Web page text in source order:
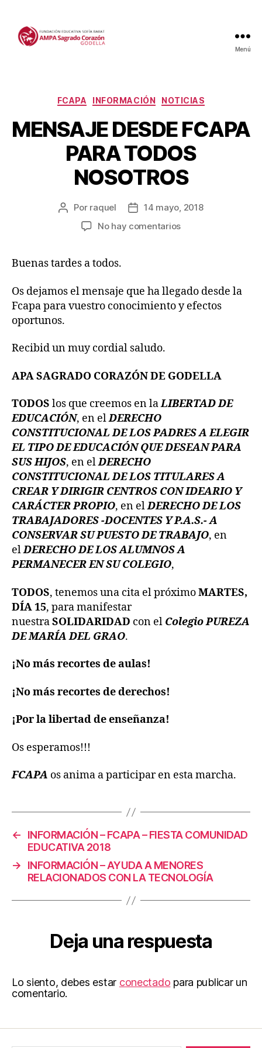
Menú
Categorías
FCAPA INFORMACIÓN NOTICIAS
MENSAJE DESDE FCAPA
PARA TODOS
NOSOTROS
Autor
Por raquel
Fecha14 mayo, 2018
No hay comentariosen
TODOS
NOSOTROS
Buenas tardes a todos.
Os dejamos el mensaje que ha llegado desde la
Fcapa para vuestro conocimiento y efectos
oportunos.
Recibid un muy cordial saludo.
APA SAGRADO CORAZÓN DE GODELLA
TODOS los que creemos en laLIBERTAD DE
EDUCACIÓN, en elDERECHO
CONSTITUCIONAL DE LOS PADRES A ELEGIR
EL TIPO DE EDUCACIÓN QUE DESEAN PARA
SUS HIJOS, en elDERECHO
CONSTITUCIONAL DE LOS TITULARES A
CREAR Y DIRIGIR CENTROS CON IDEARIO Y
CARÁCTER PROPIO, en elDERECHO DE LOS
TRABAJADORES -DOCENTES Y P.A.S.- A
CONSERVAR SU PUESTO DE TRABAJO, en
elDERECHO DE LOS ALUMNOS A
PERMANECER EN SU COLEGIO,
TODOS, tenemos una cita el próximoMARTES,
DÍA 15, para manifestar
nuestraSOLIDARIDAD con el Colegio PUREZA
DE MARÍA DEL GRAO.
¡No más recortes de aulas!
¡No más recortes de derechos!
¡Por la libertad de enseñanza!
Os esperamos!!!
FCAPA os anima a participar en esta marcha.
←
INFORMACIÓN – FCAPA – FIESTA COMUNIDAD
EDUCATIVA 2018
→
INFORMACIÓN – AYUDA A MENORES
RELACIONADOS CON LA TECNOLOGÍA
Deja una respuesta
Lo siento, debes estar conectado para publicar un
comentario.